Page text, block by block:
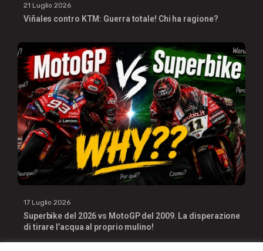
21 Luglio 2026
Viñales contro KTM: Guerra totale! Chi ha ragione?
17 Luglio 2026
Superbike del 2026 vs MotoGP del 2009. La disperazione
di tirare l’acqua al proprio mulino!